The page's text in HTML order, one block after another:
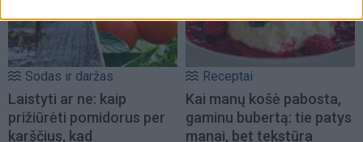
Sodas ir daržas
Laistyti ar ne: kaip
prižiūrėti pomidorus per
karščius, kad
Receptai
Kai manų košė pabosta,
gaminu bubertą: tie patys
manai, bet tekstūra